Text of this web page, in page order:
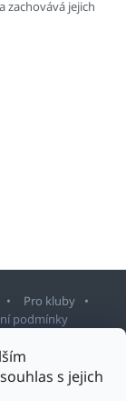
s jejich
zachovává jejich
Pro kluby
podmínky